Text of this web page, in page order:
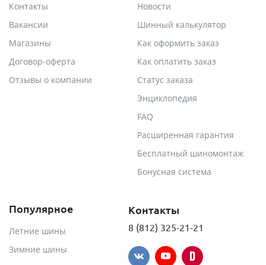
Контакты
Вакансии
Магазины
Договор-оферта
Отзывы о компании
Новости
Шинный калькулятор
Как оформить заказ
Как оплатить заказ
Статус заказа
Энциклопедия
FAQ
Расширенная гарантия
Бесплатный шиномонтаж
Бонусная система
Популярное
Летние шины
Зимние шины
Контакты
8 (812) 325-21-21